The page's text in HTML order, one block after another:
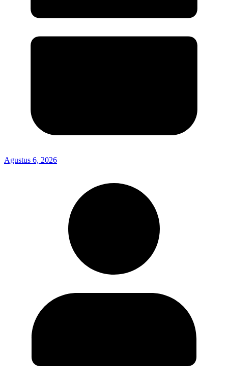
Agustus 6, 2026